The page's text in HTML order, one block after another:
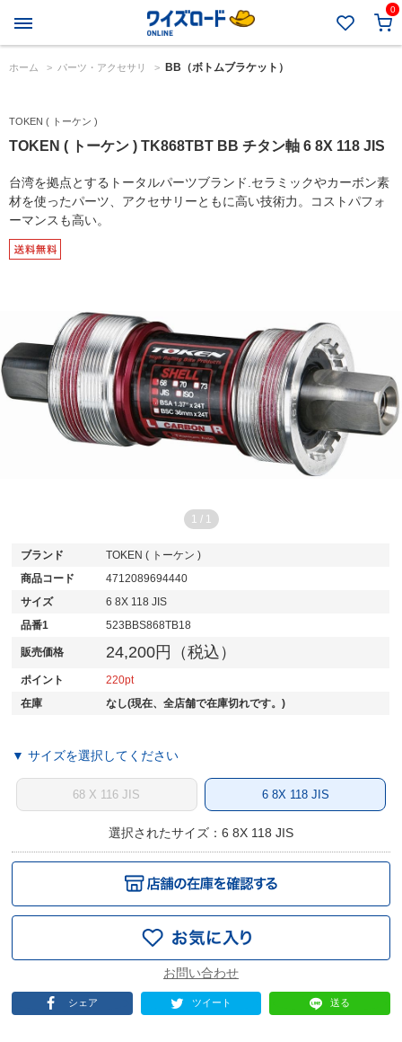
0
ホーム > パーツ・アクセサリ > BB（ボトムブラケット）
TOKEN ( トーケン )
TOKEN ( トーケン ) TK868TBT BB チタン軸 6 8X 118 JIS
台湾を拠点とするトータルパーツブランド.セラミックやカーボン素
材を使ったパーツ、アクセサリーともに高い技術力。コストパフォ
ーマンスも高い。
1 / 1
ブランド
TOKEN ( トーケン )
商品コード
4712089694440
サイズ
6 8X 118 JIS
品番1
523BBS868TB18
販売価格 24,200円（税込）
ポイント
220
在庫
なし(現在、全店舗で在庫切れです。)
▼ サイズを選択してください
68 X 116 JIS 6 8X 118 JIS
選択されたサイズ：6 8X 118 JIS
シェア ツイート 送る